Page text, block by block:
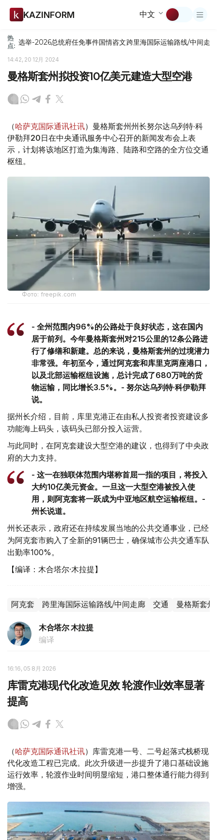
KAZINFORM 中文
热
点: 选举-2026总统府任免事件国情咨文跨里海国际运输路线/中间走廊
14:42, 20 12月 2024
曼格斯套州拟投资10亿美元建造大型空港
（哈萨克国际通讯社讯）曼格斯套州州长努尔达乌列特·科
伊勒拜20日在中央通讯服务中心召开的新闻发布会上表
示，计划将该地区打造为集海路、陆路和空路的全方位交通
枢纽。
Фото: freepik.com
- 全州范围内96%的公路处于良好状态，这在国内
居于前列。今年曼格斯套州对215公里的12条公路进
行了修缮和新建。总的来说，曼格斯套州的过境潜力
非常强。年初至今，通过阿克套和库里克两座港口，
以及北部运输枢纽设施，总计完成了680万吨的货
物运输，同比增长3.5%。- 努尔达乌列特·科伊勒拜
说。
据州长介绍，目前，库里克港正在由私人投资者投资建设多
功能海上码头，该码头已部分投入运营。
与此同时，在阿克套建设大型空港的建议，也得到了中央政
府的大力支持。
- 这一在独联体范围内堪称首屈一指的项目，将投入
大约10亿美元资金。一旦这一大型空港被投入使
用，则阿克套将一跃成为中亚地区航空运输枢纽。-
州长说道。
州长还表示，政府还在持续发展当地的公共交通事业，已经
为阿克套市购入了全新的91辆巴士，确保城市公共交通车队
出勤率100%。
【编译：木合塔尔·木拉提】
阿克套 跨里海国际运输路线/中间走廊 交通 曼格斯套州
木合塔尔 木拉提
编译
16:16, 05 8月 2026
库雷克港现代化改造见效 轮渡作业效率显著
提高
（哈萨克国际通讯社讯）库雷克港一号、二号起落式栈桥现
代化改造工程已完成。此次升级进一步提升了港口基础设施
运行效率，轮渡作业时间明显缩短，港口整体通行能力得到
增强。